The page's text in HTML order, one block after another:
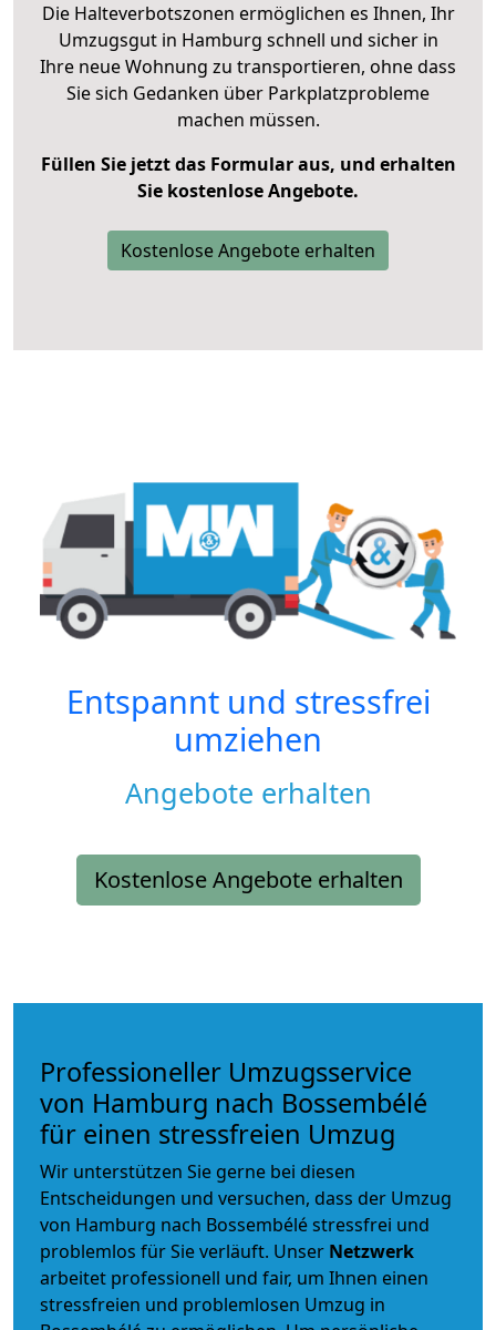
Die Halteverbotszonen ermöglichen es Ihnen, Ihr
Umzugsgut in Hamburg schnell und sicher in
Ihre neue Wohnung zu transportieren, ohne dass
Sie sich Gedanken über Parkplatzprobleme
machen müssen.
Füllen Sie jetzt das Formular aus, und erhalten
Sie kostenlose Angebote.
Kostenlose Angebote erhalten
Entspannt und stressfrei
umziehen
Angebote erhalten
Kostenlose Angebote erhalten
Professioneller Umzugsservice
von Hamburg nach Bossembélé
für einen stressfreien Umzug
Wir unterstützen Sie gerne bei diesen
Entscheidungen und versuchen, dass der Umzug
von Hamburg nach Bossembélé stressfrei und
problemlos für Sie verläuft. Unser Netzwerk
arbeitet professionell und fair, um Ihnen einen
stressfreien und problemlosen Umzug in